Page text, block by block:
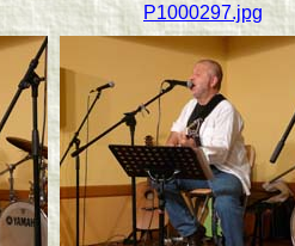
P1000297.jpg